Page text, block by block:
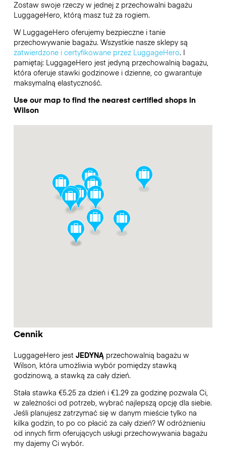
Zostaw swoje rzeczy w jednej z przechowalni bagażu
LuggageHero , którą masz tuż za rogiem.
W LuggageHero oferujemy bezpieczne i tanie
przechowywanie bagażu. Wszystkie nasze sklepy są
zatwierdzone i certyfikowane przez LuggageHero. I
pamiętaj: LuggageHero jest jedyną przechowalnią bagażu,
która oferuje stawki godzinowe i dzienne, co gwarantuje
maksymalną elastyczność.
Use our map to find the nearest certified shops in
Wilson
Cennik
LuggageHero jest JEDYNĄprzechowalnią bagażu w
Wilson, która umożliwia wybór pomiędzy stawką
godzinową, a stawką za cały dzień.
Stała stawka €5.25 za dzień i €1.29 za godzinę pozwala Ci,
w zależności od potrzeb, wybrać najlepszą opcję dla siebie.
Jeśli planujesz zatrzymać się w danym mieście tylko na
kilka godzin, to po co płacić za cały dzień? W odróżnieniu
od innych firm oferujących usługi przechowywania bagażu
my dajemy Ci wybór.